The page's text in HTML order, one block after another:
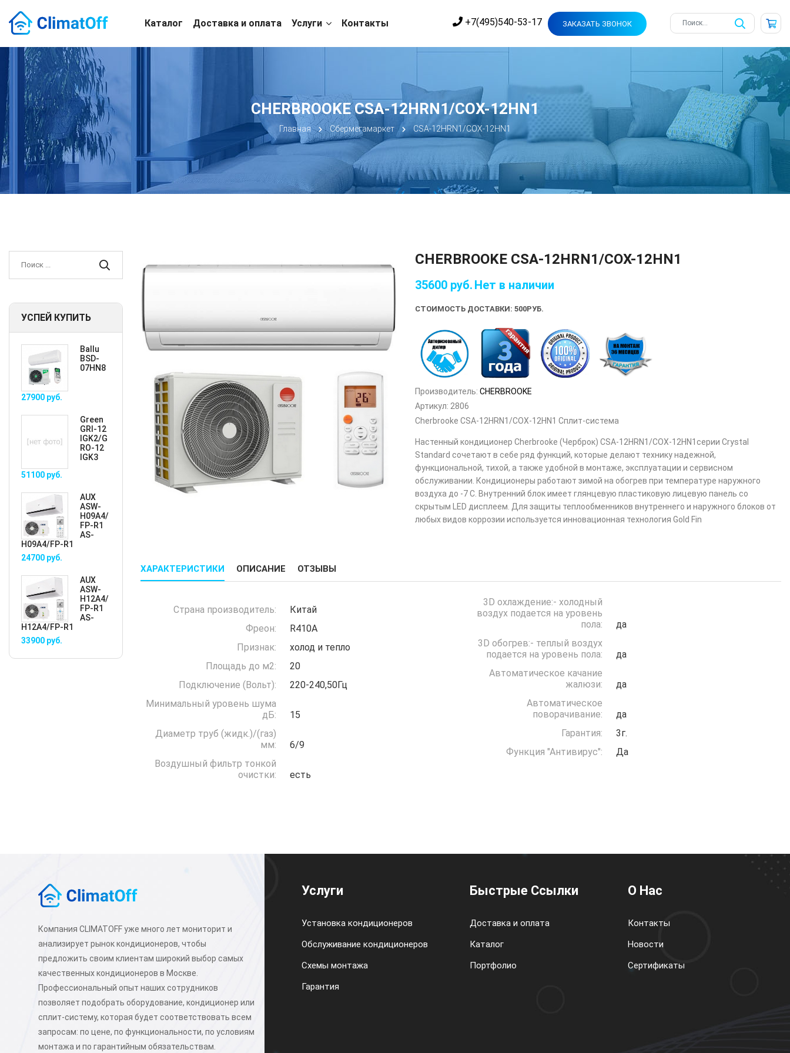
+7(495)540-53-17 ЗАКАЗАТЬ ЗВОНОК
Каталог Доставка и оплата Услуги Контакты
CHERBROOKE CSA-12HRN1/COX-12HN1
Главная Сбермегамаркет CSA-12HRN1/COX-12HN1
УСПЕЙ КУПИТЬ
Ballu
BSD-
07HN8
27900 руб.
Green
GRI-12
IGK2/G
RO-12
IGK3
51100 руб.
AUX
ASW-
H09A4/
FP-R1
AS-
H09A4/FP-R1
24700 руб.
AUX
ASW-
H12A4/
FP-R1
AS-
H12A4/FP-R1
33900 руб.
CHERBROOKE CSA-12HRN1/COX-12HN1
35600 руб. Нет в наличии
СТОИМОСТЬ ДОСТАВКИ: 500РУБ.
Производитель: CHERBROOKE
Артикул: 2806
Cherbrooke CSA-12HRN1/COX-12HN1 Сплит-система
Настенный кондиционер Cherbrooke (Черброк) CSA-12HRN1/COX-12HN1серии Crystal
Standard сочетают в себе ряд функций, которые делают технику надежной,
функциональной, тихой, а также удобной в монтаже, эксплуатации и сервисном
обслуживании. Кондиционеры работают зимой на обогрев при температуре наружного
воздуха до -7 С. Внутренний блок имеет глянцевую пластиковую лицевую панель со
скрытым LED дисплеем. Для защиты теплообменников внутреннего и наружного блоков от
любых видов коррозии используется инновационная технология Gold Fin
ХАРАКТЕРИСТИКИ ОПИСАНИЕ ОТЗЫВЫ
Страна производитель:
Китай
Фреон:
R410A
Признак:
холод и тепло
Площадь до м2:
20
Подключение (Вольт):
220-240,50Гц
Минимальный уровень шума
дБ:
15
Диаметр труб (жидк.)/(газ)
мм:
6/9
Воздушный фильтр тонкой
очистки:
есть
3D охлаждение:- холодный
воздух подается на уровень
пола:
да
3D обогрев:- теплый воздух
подается на уровень пола:
да
Автоматическое качание
жалюзи:
да
Автоматическое
поворачивание:
да
Гарантия:
3г.
Функция "Антивирус":
Да
Компания CLIMATOFF уже много лет мониторит и
анализирует рынок кондиционеров, чтобы
предложить своим клиентам широкий выбор самых
качественных кондиционеров в Москве.
Профессиональный опыт наших сотрудников
позволяет подобрать оборудование, кондиционер или
сплит-систему, которая будет соответствовать всем
запросам: по цене, по функциональности, по условиям
монтажа и по гарантийным обязательствам.
Услуги
Установка кондиционеров
Обслуживание кондиционеров
Схемы монтажа
Гарантия
Быстрые Ссылки
Доставка и оплата
Каталог
Портфолио
О Нас
Контакты
Новости
Сертификаты